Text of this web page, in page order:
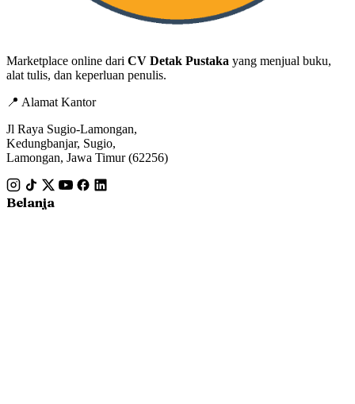
Marketplace online dari CV Detak Pustaka yang menjual buku,
alat tulis, dan keperluan penulis.
📍 Alamat Kantor
Jl Raya Sugio-Lamongan,
Kedungbanjar, Sugio,
Lamongan, Jawa Timur (62256)
Belanja